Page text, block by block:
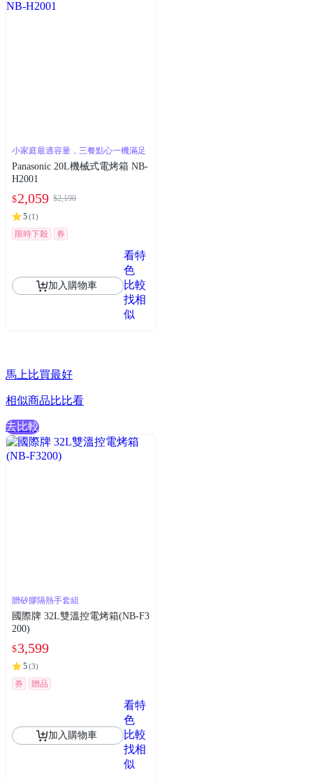
小家庭最適容量，三餐點心一機滿足
Panasonic 20L機械式電烤箱 NB-
H2001
$2,059 $2,190
5(1)
限時下殺 券
加入購物車
看特
色
比較
找相
似
馬上比買最好
相似商品比比看
去比較
贈矽膠隔熱手套組
國際牌 32L雙溫控電烤箱(NB-F3
200)
$3,599
5(3)
券 贈品
加入購物車
看特
色
比較
找相
似